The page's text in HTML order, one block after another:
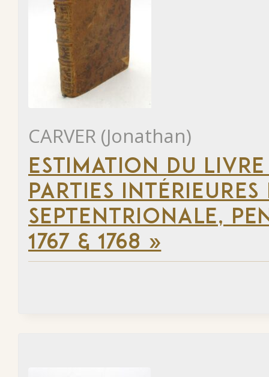
CARVER (Jonathan)
ESTIMATION DU
PARTIES
SEPTENTRIONALE,
1767 & 1768 »